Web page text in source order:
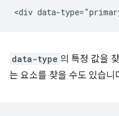
data-type 의 특정 값을
는 요소를 찾을 수도 있습니